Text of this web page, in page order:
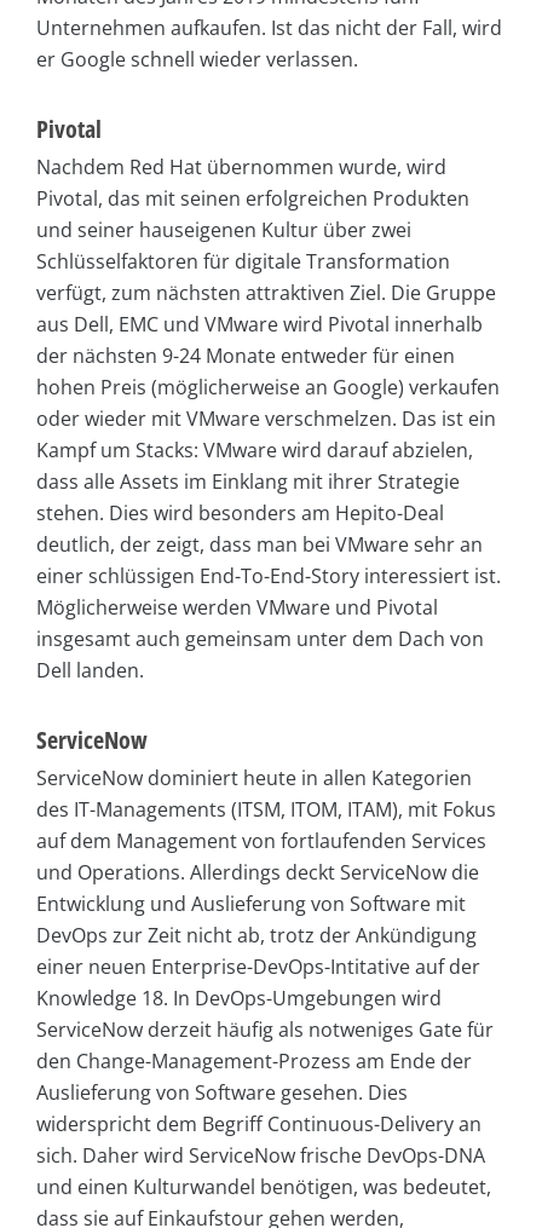
Unternehmen aufkaufen. Ist das nicht der Fall, wird
er Google schnell wieder verlassen.
Pivotal
Nachdem Red Hat übernommen wurde, wird
Pivotal, das mit seinen erfolgreichen Produkten
und seiner hauseigenen Kultur über zwei
Schlüsselfaktoren für digitale Transformation
verfügt, zum nächsten attraktiven Ziel. Die Gruppe
aus Dell, EMC und VMware wird Pivotal innerhalb
der nächsten 9-24 Monate entweder für einen
hohen Preis (möglicherweise an Google) verkaufen
oder wieder mit VMware verschmelzen. Das ist ein
Kampf um Stacks: VMware wird darauf abzielen,
dass alle Assets im Einklang mit ihrer Strategie
stehen. Dies wird besonders am Hepito-Deal
deutlich, der zeigt, dass man bei VMware sehr an
einer schlüssigen End-To-End-Story interessiert ist.
Möglicherweise werden VMware und Pivotal
insgesamt auch gemeinsam unter dem Dach von
Dell landen.
ServiceNow
ServiceNow dominiert heute in allen Kategorien
des IT-Managements (ITSM, ITOM, ITAM), mit Fokus
auf dem Management von fortlaufenden Services
und Operations. Allerdings deckt ServiceNow die
Entwicklung und Auslieferung von Software mit
DevOps zur Zeit nicht ab, trotz der Ankündigung
einer neuen Enterprise-DevOps-Intitative auf der
Knowledge 18. In DevOps-Umgebungen wird
ServiceNow derzeit häufig als notweniges Gate für
den Change-Management-Prozess am Ende der
Auslieferung von Software gesehen. Dies
widerspricht dem Begriff Continuous-Delivery an
sich. Daher wird ServiceNow frische DevOps-DNA
und einen Kulturwandel benötigen, was bedeutet,
dass sie auf Einkaufstour gehen werden,